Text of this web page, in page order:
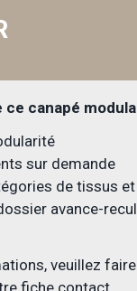
ce canapé
sur demande
de tissus
avance-
veuillez
fiche contact.